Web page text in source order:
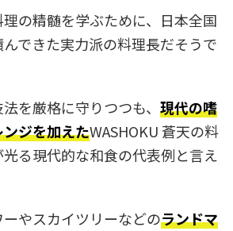
の精髄を学ぶために、日本全国
できた実力派の料理長だそうで
を厳格に守りつつも、 現代の嗜
ジを加えたWASHOKU 蒼天の料
る現代的な和食の代表例と言え
やスカイツリーなどのランドマ